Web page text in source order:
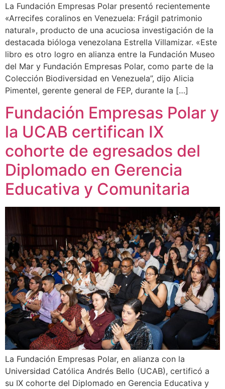
La Fundación Empresas Polar presentó recientemente
«Arrecifes coralinos en Venezuela: Frágil patrimonio
natural», producto de una acuciosa investigación de la
destacada bióloga venezolana Estrella Villamizar. «Este
libro es otro logro en alianza entre la Fundación Museo
del Mar y Fundación Empresas Polar, como parte de la
Colección Biodiversidad en Venezuela”, dijo Alicia
Pimentel, gerente general de FEP, durante la […]
Fundación Empresas Polar y
la UCAB certifican IX
cohorte de egresados del
Diplomado en Gerencia
Educativa y Comunitaria
La Fundación Empresas Polar, en alianza con la
Universidad Católica Andrés Bello (UCAB), certificó a
su IX cohorte del Diplomado en Gerencia Educativa y